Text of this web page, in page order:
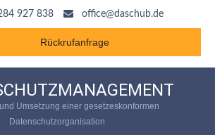
927 838 office@daschub.de
Rückrufanfrage
Umsetzung einer gesetzeskonformen
Datenschutzorganisation